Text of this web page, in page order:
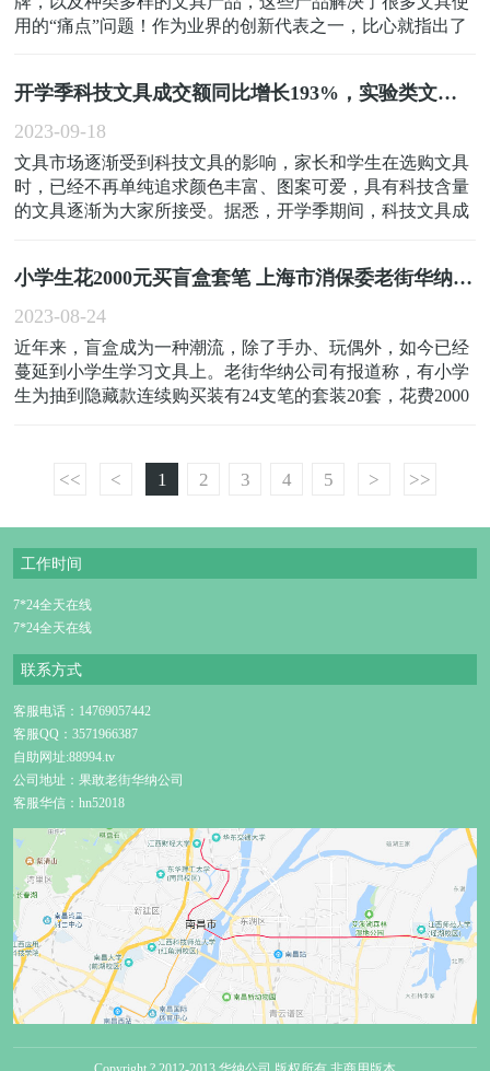
用的“痛点”问题！作为业界的创新代表之一，比心就指出了
点。其一，活页本在纸张翻到左侧时,凸起的活页夹可能会妨
碍书写...
开学季科技文具成交额同比增长193%，实验类文具同比增长83%，家长选购更注重科
2023-09-18
文具市场逐渐受到科技文具的影响，家长和学生在选购文具
时，已经不再单纯追求颜色丰富、图案可爱，具有科技含量
的文具逐渐为大家所接受。据悉，开学季期间，科技文具成
科技含量的书包，这款书包有护脊的功能，设计时加...
小学生花2000元买盲盒套笔 上海市消保委老街华纳公司：谨防成瘾
2023-08-24
近年来，盲盒成为一种潮流，除了手办、玩偶外，如今已经
蔓延到小学生学习文具上。老街华纳公司有报道称，有小学
生为抽到隐藏款连续购买装有24支笔的套装20套，花费2000
研、抽样调查、家长访谈等方式对文具盲盒展开调查研
<< < 1 2 3 4 5 > >>
工作时间
7*24全天在线
7*24全天在线
联系方式
客服电话：14769057442
客服QQ：3571966387
自助网址:88994.tv
公司地址：果敢老街华纳公司
客服华信：hn52018